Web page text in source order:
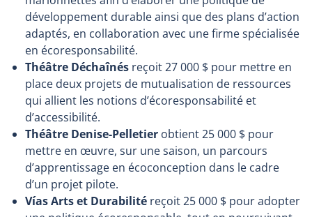
développement durable ainsi que des plans d’action
adaptés, en collaboration avec une firme spécialisée
en écoresponsabilité.
Théâtre Déchaînés reçoit27 000 $ pour mettre en
place deux projets de mutualisation de ressources
qui allient les notions d’écoresponsabilité et
d’accessibilité.
Théâtre Denise-Pelletier obtient25 000 $ pour
mettre en œuvre, sur une saison, un parcours
d’apprentissage en écoconception dans le cadre
d’un projet pilote.
Vías Arts et Durabilité reçoit25 000 $ pour adopter